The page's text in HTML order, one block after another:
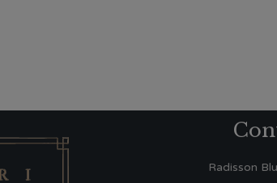
Radisson